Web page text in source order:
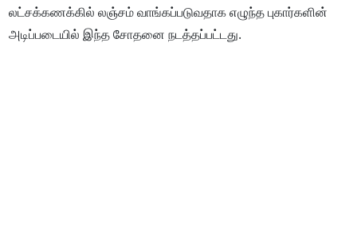
லட்சக்கணக்கில் லஞ்சம் வாங்கப்படுவதாக எழுந்த புகார்களின்
அடிப்படையில் இந்த சோதனை நடத்தப்பட்டது.